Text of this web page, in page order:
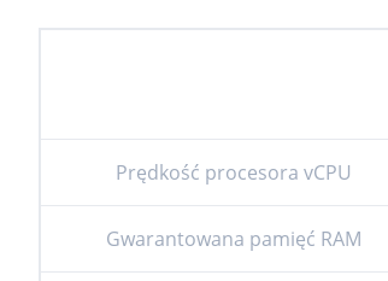
Prędkość procesora vCPU
Gwarantowana pamięć RAM